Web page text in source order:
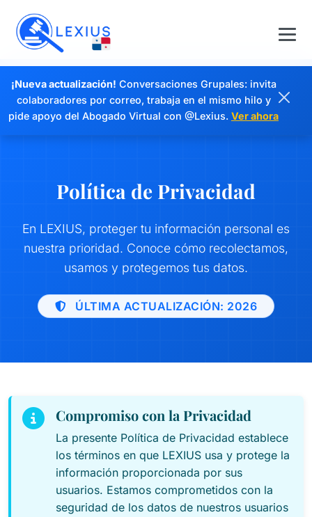
¡Nueva actualización! Conversaciones Grupales: invita
colaboradores por correo, trabaja en el mismo hilo y
pide apoyo del Abogado Virtual con @Lexius. Ver ahora
Política de Privacidad
En LEXIUS, proteger tu información personal es
nuestra prioridad. Conoce cómo recolectamos,
usamos y protegemos tus datos.
ÚLTIMA ACTUALIZACIÓN: 2026
Compromiso con la Privacidad
La presente Política de Privacidad establece
los términos en que LEXIUS usa y protege la
información proporcionada por sus
usuarios. Estamos comprometidos con la
seguridad de los datos de nuestros usuarios